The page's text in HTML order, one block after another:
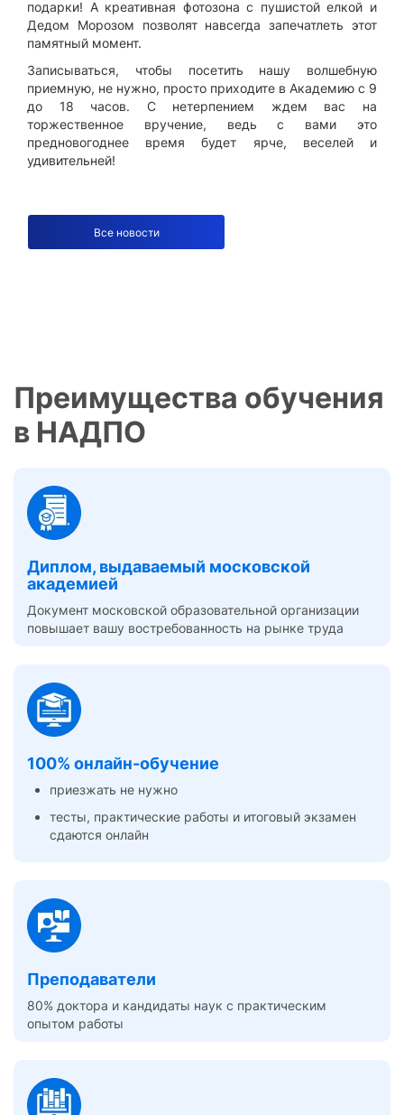
подарки! А креативная фотозона с пушистой елкой и
Дедом Морозом позволят навсегда запечатлеть этот
памятный момент.
Записываться, чтобы посетить нашу волшебную
приемную, не нужно, просто приходите в Академию с 9
до 18 часов. С нетерпением ждем вас на
торжественное вручение, ведь с вами это
предновогоднее время будет ярче, веселей и
удивительней!
Все новости
Преимущества обучения
в НАДПО
Диплом, выдаваемый московской
академией
Документ московской образовательной организации
повышает вашу востребованность на рынке труда
100% онлайн-обучение
приезжать не нужно
тесты, практические работы и итоговый экзамен
сдаются онлайн
Преподаватели
80% доктора и кандидаты наук с практическим
опытом работы